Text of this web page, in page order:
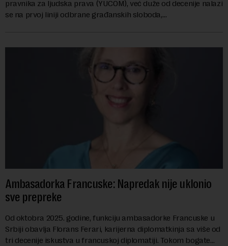
pravnika za ljudska prava (YUCOM), već duže od decenije nalazi
se na prvoj liniji odbrane građanskih sloboda,
Ambasadorka Francuske: Napredak nije uklonio
sve prepreke
Od oktobra 2025. godine, funkciju ambasadorke Francuske u
Srbiji obavlja Florans Ferari, karijerna diplomatkinja sa više od
tri decenije iskustva u francuskoj diplomatiji. Tokom bogate